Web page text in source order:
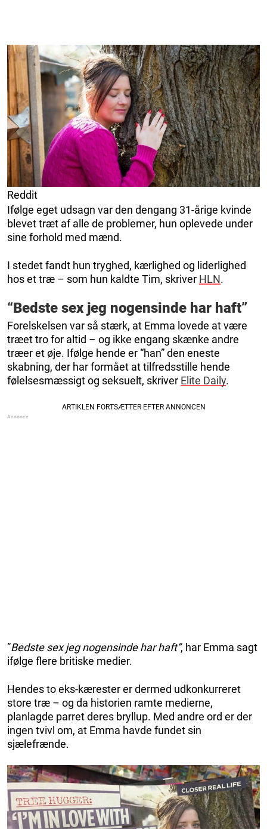
Reddit
Ifølge eget udsagn var den dengang 31-årige kvinde
blevet træt af alle de problemer, hun oplevede under
sine forhold med mænd.
I stedet fandt hun tryghed, kærlighed og liderlighed
hos et træ – som hun kaldte Tim, skriver HLN.
“Bedste sex jeg nogensinde har haft”
Forelskelsen var så stærk, at Emma lovede at være
træet tro for altid – og ikke engang skænke andre
træer et øje. Ifølge hende er “han” den eneste
skabning, der har formået at tilfredsstille hende
følelsesmæssigt og seksuelt, skriver Elite Daily.
”Bedste sex jeg nogensinde har haft”, har Emma sagt
ifølge flere britiske medier.
Hendes to eks-kærester er dermed udkonkurreret
store træ – og da historien ramte medierne,
planlagde parret deres bryllup. Med andre ord er der
ingen tvivl om, at Emma havde fundet sin
sjælefrænde.